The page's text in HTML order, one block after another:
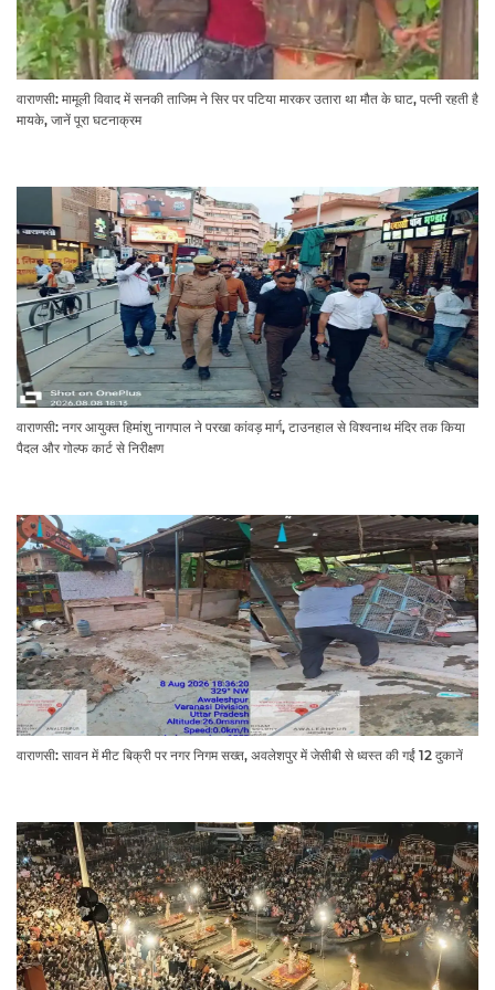
वाराणसी: मामूली विवाद में सनकी ताजिम ने सिर पर पटिया मारकर उतारा था मौत के घाट, पत्नी रहती है
मायके, जानें पूरा घटनाक्रम
वाराणसी: नगर आयुक्त हिमांशु नागपाल ने परखा कांवड़ मार्ग, टाउनहाल से विश्वनाथ मंदिर तक किया
पैदल और गोल्फ कार्ट से निरीक्षण
वाराणसी: सावन में मीट बिक्री पर नगर निगम सख्त, अवलेशपुर में जेसीबी से ध्वस्त की गईं 12 दुकानें